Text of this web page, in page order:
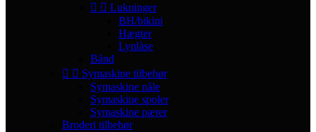
  Lukninger
BH/bikini
Hægter
Lynlåse
Bånd
  Symaskine tilbehør
Symaskine nåle
Symaskine spoler
Symaskine pærer
Broderi tilbehør